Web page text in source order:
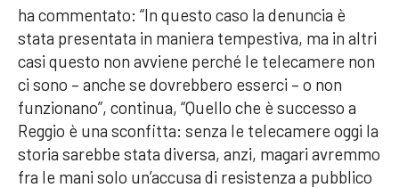
ha commentato: “In questo caso la denuncia è
stata presentata in maniera tempestiva, ma in altri
casi questo non avviene perché le telecamere non
ci sono – anche se dovrebbero esserci – o non
funzionano”, continua, “Quello che è successo a
Reggio è una sconfitta: senza le telecamere oggi la
storia sarebbe stata diversa, anzi, magari avremmo
fra le mani solo un’accusa di resistenza a pubblico